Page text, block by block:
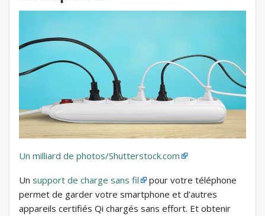
Un milliard de photos/Shutterstock.com
Un support de charge sans fil
pour votre téléphone
permet de garder votre smartphone et d’autres
appareils certifiés Qi chargés sans effort. Et obtenir